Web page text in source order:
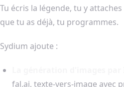
Tu écris la légende, tu y
que tu as déjà, tu programmes.
Sydium ajoute :
fal.ai, texte-vers-image avec